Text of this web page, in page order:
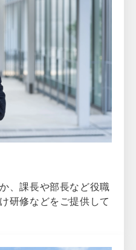
、課長や部長など役職
研修などをご提供して